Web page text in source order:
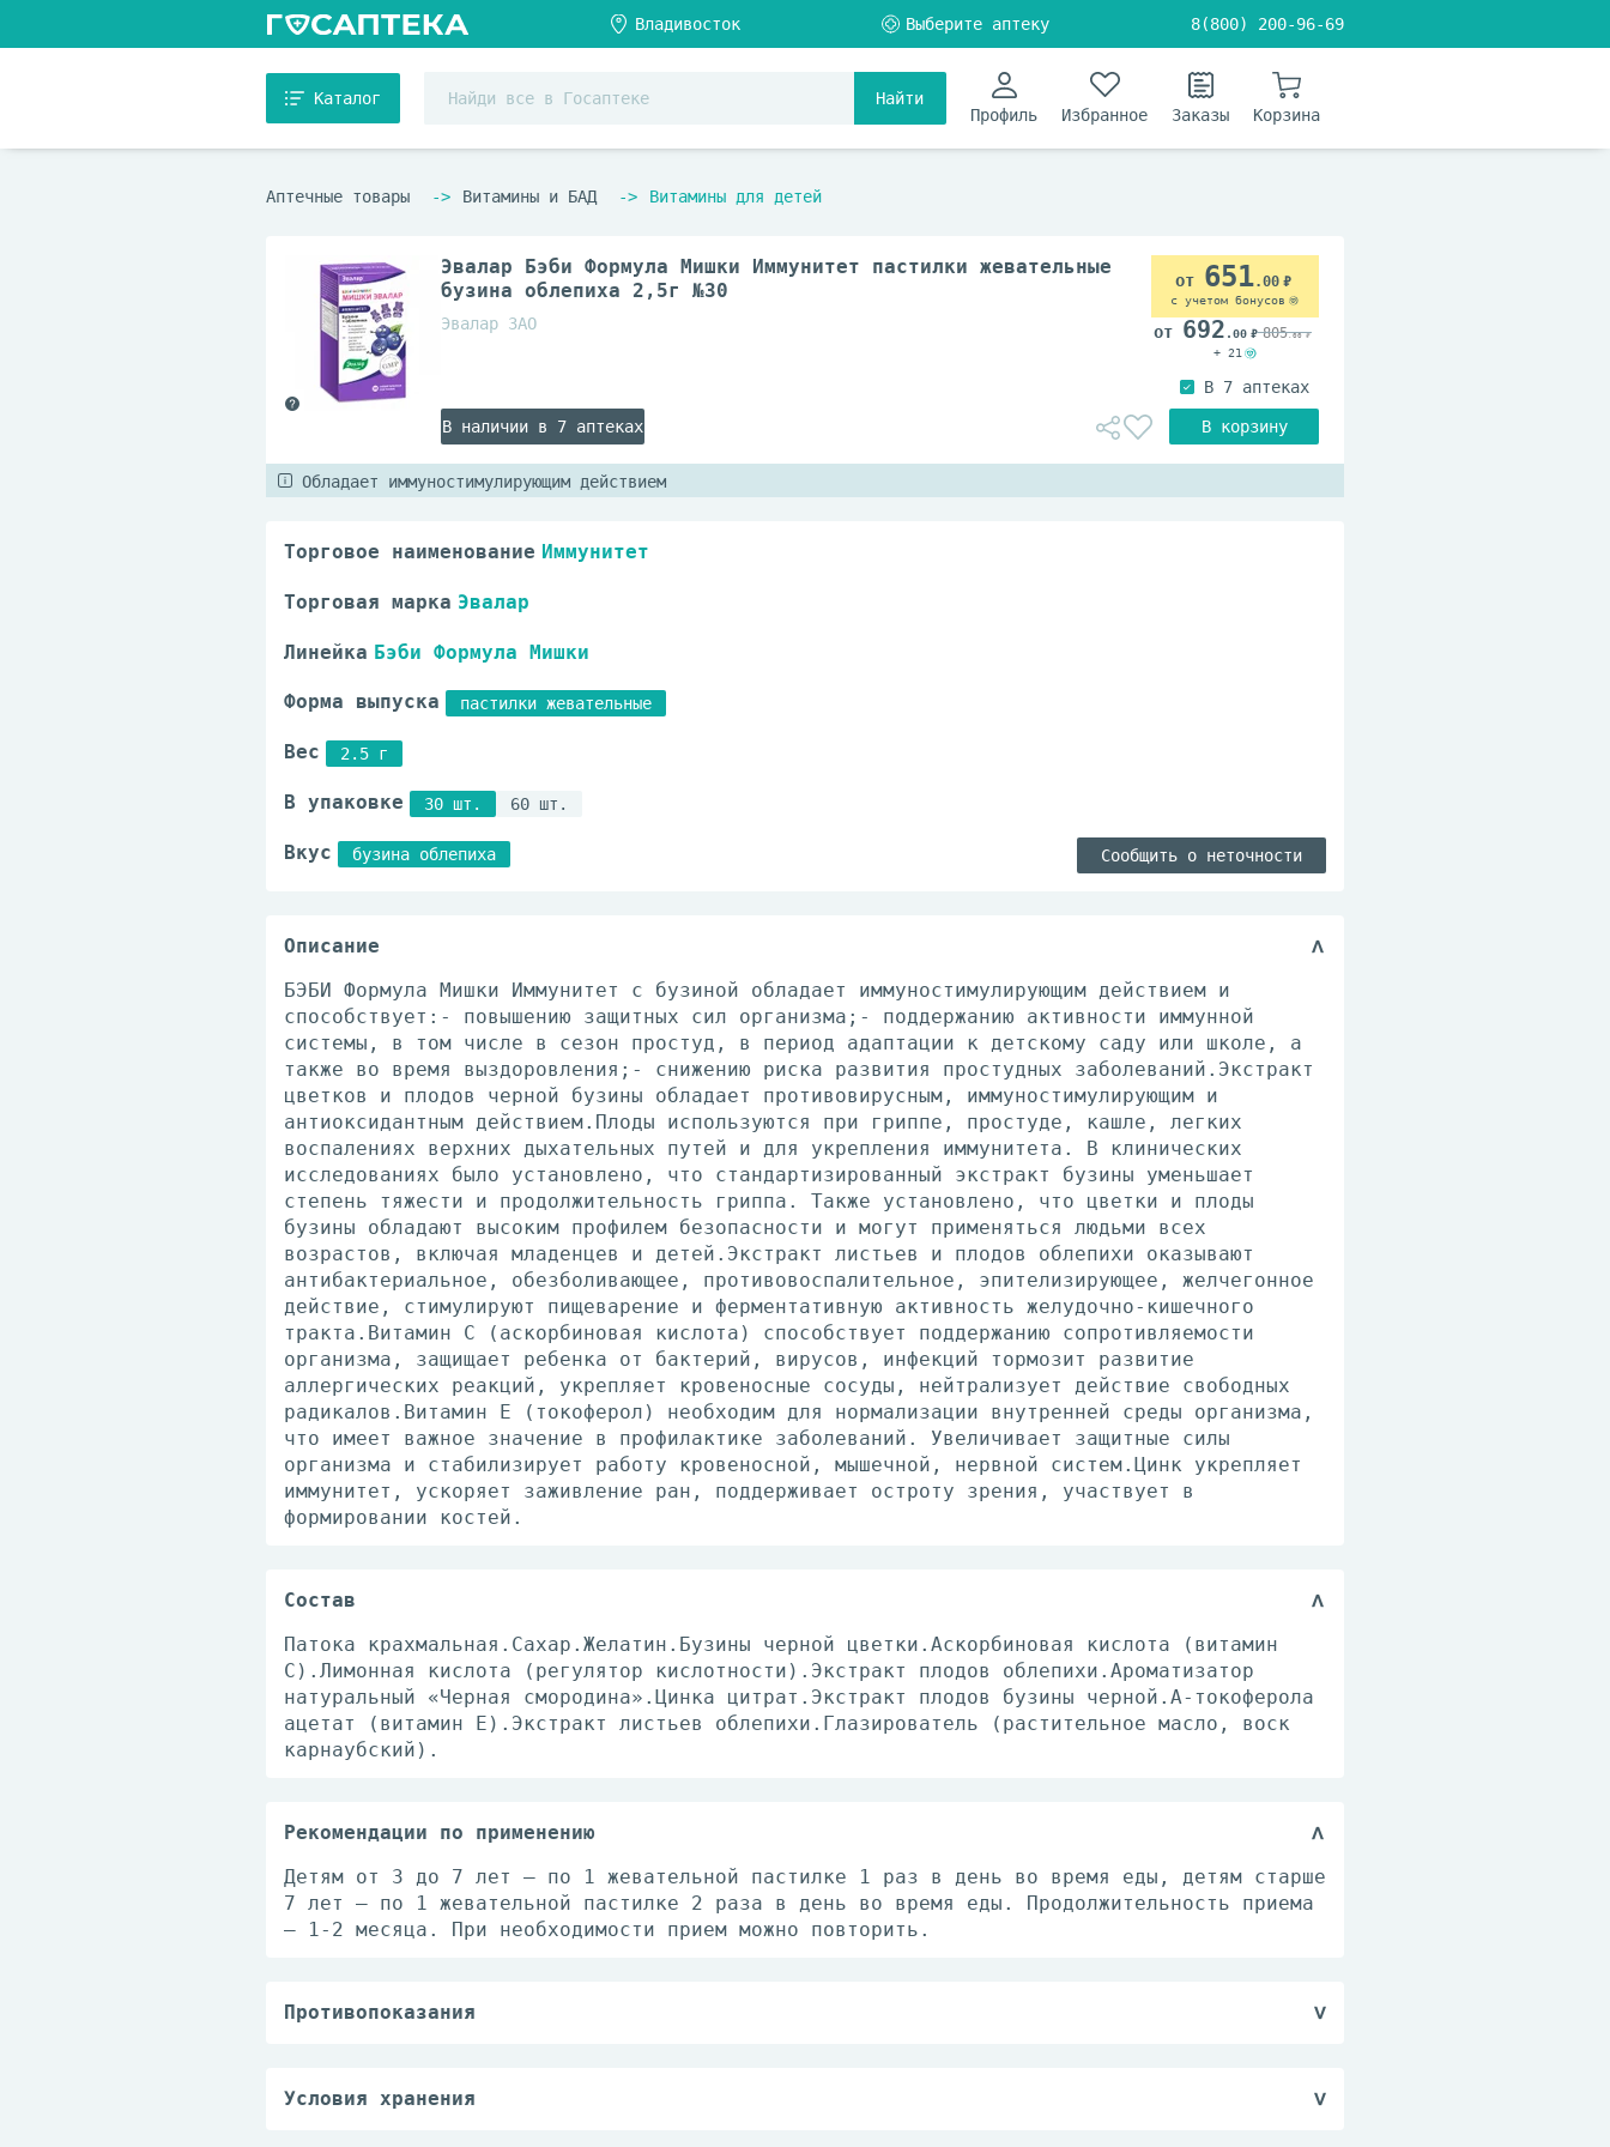
8(800) 200-96-69
Каталог
Найти
Профиль
Избранное Заказы Корзина
Аптечные товары Витамины и БАД Витамины для детей
Эвалар Бэби Формула Мишки Иммунитет пастилки жевательные
бузина облепиха 2,5г №30
Эвалар ЗАО
В наличии в 7 аптеках
651.00
с учетом бонусов
692 .00 805.00
+ 21
Обладает иммуностимулирующим действием
Торговое наименование Иммунитет
Торговая марка Эвалар
Линейка Бэби Формула Мишки
Форма выпуска пастилки жевательные
Вес 2.5 г
В упаковке 30 шт. 60 шт.
Вкус бузина облепиха Сообщить о неточности
Описание
БЭБИ Формула Мишки Иммунитет с бузиной обладает иммуностимулирующим действием и
способствует:- повышению защитных сил организма;- поддержанию активности иммунной
системы, в том числе в сезон простуд, в период адаптации к детскому саду или школе, а
также во время выздоровления;- снижению риска развития простудных заболеваний.Экстракт
цветков и плодов черной бузины обладает противовирусным, иммуностимулирующим и
антиоксидантным действием.Плоды используются при гриппе, простуде, кашле, легких
воспалениях верхних дыхательных путей и для укрепления иммунитета. В клинических
исследованиях было установлено, что стандартизированный экстракт бузины уменьшает
степень тяжести и продолжительность гриппа. Также установлено, что цветки и плоды
бузины обладают высоким профилем безопасности и могут применяться людьми всех
возрастов, включая младенцев и детей.Экстракт листьев и плодов облепихи оказывают
антибактериальное, обезболивающее, противовоспалительное, эпителизирующее, желчегонное
действие, стимулируют пищеварение и ферментативную активность желудочно-кишечного
тракта.Витамин С (аскорбиновая кислота) способствует поддержанию сопротивляемости
организма, защищает ребенка от бактерий, вирусов, инфекций тормозит развитие
аллергических реакций, укрепляет кровеносные сосуды, нейтрализует действие свободных
радикалов.Витамин Е (токоферол) необходим для нормализации внутренней среды организма,
что имеет важное значение в профилактике заболеваний. Увеличивает защитные силы
организма и стабилизирует работу кровеносной, мышечной, нервной систем.Цинк укрепляет
иммунитет, ускоряет заживление ран, поддерживает остроту зрения, участвует в
формировании костей.
Состав
Патока крахмальная.Сахар.Желатин.Бузины черной цветки.Аскорбиновая кислота (витамин
С).Лимонная кислота (регулятор кислотности).Экстракт плодов облепихи.Ароматизатор
натуральный «Черная смородина».Цинка цитрат.Экстракт плодов бузины черной.А-токоферола
ацетат (витамин Е).Экстракт листьев облепихи.Глазирователь (растительное масло, воск
карнаубский).
Рекомендации по применению
Детям от 3 до 7 лет – по 1 жевательной пастилке 1 раз в день во время еды, детям старше
7 лет – по 1 жевательной пастилке 2 раза в день во время еды. Продолжительность приема
– 1-2 месяца. При необходимости прием можно повторить.
Противопоказания
Условия хранения